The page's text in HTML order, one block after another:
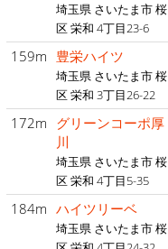
埼玉県 さいたま市 桜
区 栄和 4丁目23-6
159m 豊栄ハイツ
埼玉県 さいたま市 桜
区 栄和 3丁目26-22
172m グリーンコーポ厚
川
埼玉県 さいたま市 桜
区 栄和 4丁目5-35
184m ハイツリーベ
埼玉県 さいたま市 桜